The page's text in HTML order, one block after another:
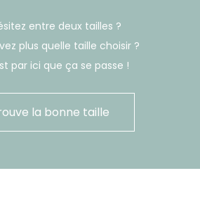
entre deux tailles ?
plus quelle taille choisir ?
par ici que ça se passe !
la bonne taille